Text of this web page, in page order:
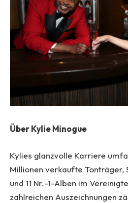
Über Kylie Minogue
Kylies glanzvolle Karriere
Millionen verkaufte Tonträger,
und 11 Nr.-1-Alben im
zahlreichen Auszeichnungen